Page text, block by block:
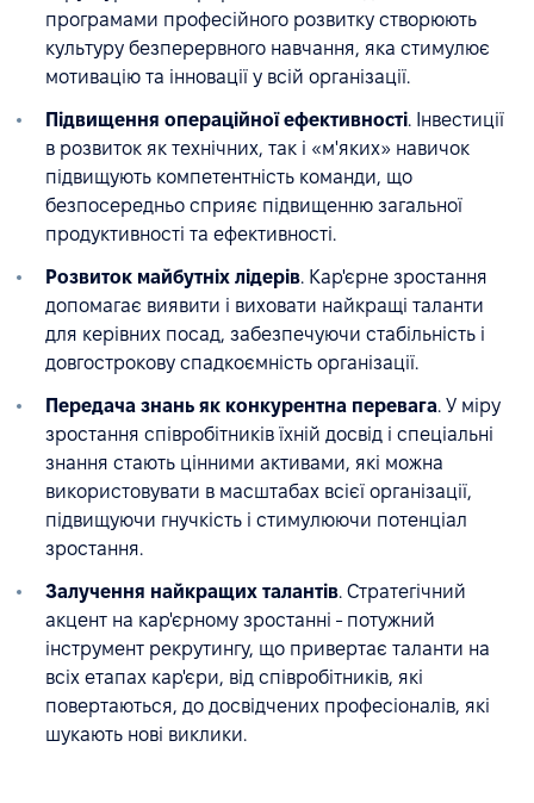
програмами професійного розвитку створюють
культуру безперервного навчання, яка стимулює
мотивацію та інновації у всій організації.
Підвищення операційної ефективності. Інвестиції
в розвиток як технічних, так і «м'яких» навичок
підвищують компетентність команди, що
безпосередньо сприяє підвищенню загальної
продуктивності та ефективності.
Розвиток майбутніх лідерів. Кар'єрне зростання
допомагає виявити і виховати найкращі таланти
для керівних посад, забезпечуючи стабільність і
довгострокову спадкоємність організації.
Передача знань як конкурентна перевага. У міру
зростання співробітників їхній досвід і спеціальні
знання стають цінними активами, які можна
використовувати в масштабах всієї організації,
підвищуючи гнучкість і стимулюючи потенціал
зростання.
Залучення найкращих талантів. Стратегічний
акцент на кар'єрному зростанні - потужний
інструмент рекрутингу, що привертає таланти на
всіх етапах кар'єри, від співробітників, які
повертаються, до досвідчених професіоналів, які
шукають нові виклики.